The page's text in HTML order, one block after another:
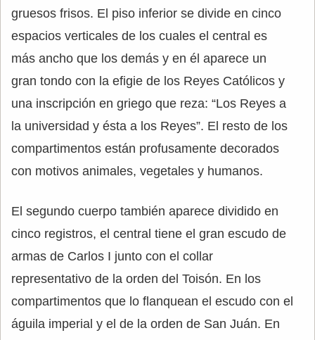
gruesos frisos. El piso inferior se divide en cinco
espacios verticales de los cuales el central es
más ancho que los demás y en él aparece un
gran tondo con la efigie de los Reyes Católicos y
una inscripción en griego que reza: “Los Reyes a
la universidad y ésta a los Reyes”. El resto de los
compartimentos están profusamente decorados
con motivos animales, vegetales y humanos.
El segundo cuerpo también aparece dividido en
cinco registros, el central tiene el gran escudo de
armas de Carlos I junto con el collar
representativo de la orden del Toisón. En los
compartimentos que lo flanquean el escudo con el
águila imperial y el de la orden de San Juán. En